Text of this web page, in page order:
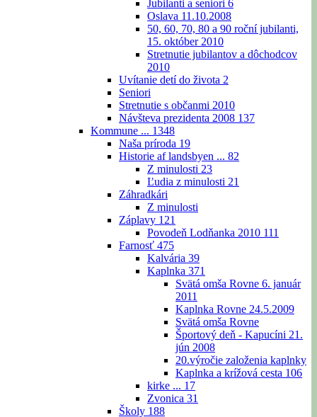
Jubilanti a seniori 6
Oslava 11.10.2008
50, 60, 70, 80 a 90 roční jubilanti,
15. október 2010
Stretnutie jubilantov a dôchodcov
2010
Uvítanie detí do života 2
Seniori
Stretnutie s občanmi 2010
Návšteva prezidenta 2008 137
Kommune ... 1348
Naša príroda 19
Historie af landsbyen ... 82
Z minulosti 23
Ľudia z minulosti 21
Záhradkári
Z minulosti
Záplavy 121
Povodeň Lodňanka 2010 111
Farnosť 475
Kalvária 39
Kaplnka 371
Svätá omša Rovne 6. január
2011
Kaplnka Rovne 24.5.2009
Svätá omša Rovne
Športový deň - Kapucíni 21.
jún 2008
20.výročie založenia kaplnky
Kaplnka a krížová cesta 106
kirke ... 17
Zvonica 31
Školy 188